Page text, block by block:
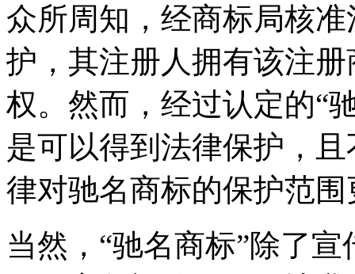
众所周知，经商标局核
护，其注册人拥有该注
权。然而，经过认定的“
是可以得到法律保护，
律对驰名商标的保护范
当然，“驰名商标”除了